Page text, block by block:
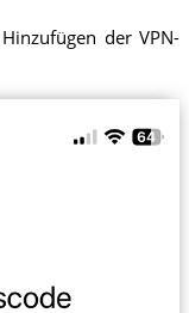
der VPN-